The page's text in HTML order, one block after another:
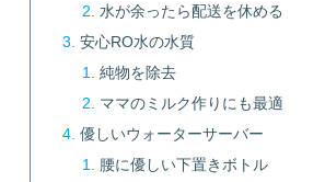
水が余ったら配送を休める
安心RO水の水質
純物を除去
ママのミルク作りにも最適
優しいウォーターサーバー
腰に優しい下置きボトル